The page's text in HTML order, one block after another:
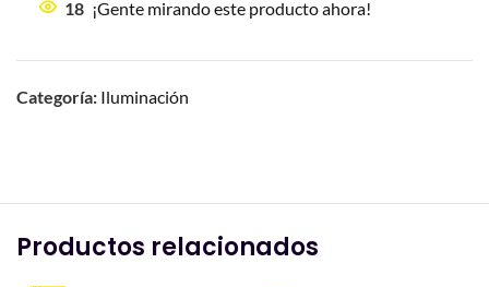
18 ¡Gente mirando este producto ahora!
Categoría: Iluminación
Productos relacionados